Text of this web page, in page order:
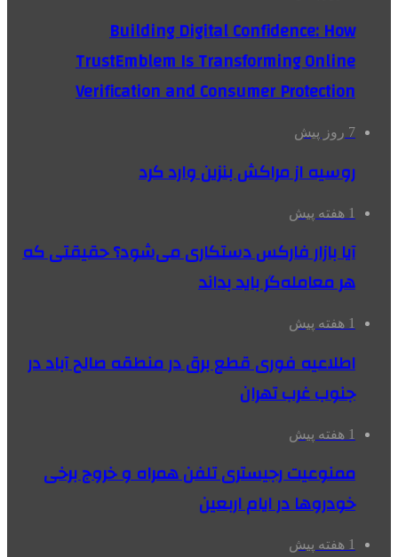
Building Digital Confidence: How
TrustEmblem Is Transforming Online
Verification and Consumer Protection
7 روز پیش
روسیه از مراکش بنزین وارد کرد
1 هفته پیش
آیا بازار فارکس دستکاری می‌شود؟ حقیقتی که
هر معامله‌گر باید بداند
1 هفته پیش
اطلاعیه فوری قطع برق در منطقه صالح آباد در
جنوب غرب تهران
1 هفته پیش
ممنوعیت رجیستری تلفن همراه و خروج برخی
خودروها در ایام اربعین
1 هفته پیش